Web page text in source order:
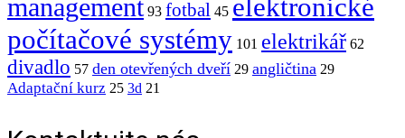
management 93 fotbal 45 elektronické
počítačové systémy 101 elektrikář 62
divadlo 57 den otevřených dveří 29 angličtina 29
Adaptační kurz 25 3d 21